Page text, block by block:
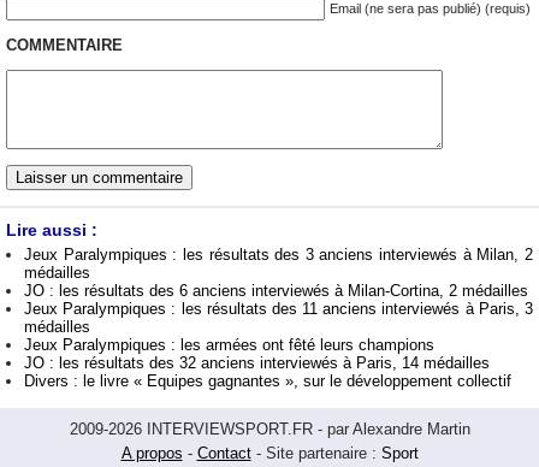
Email (ne sera pas publié) (requis)
COMMENTAIRE
Lire aussi :
Jeux Paralympiques : les résultats des 3 anciens interviewés à Milan, 2
médailles
JO : les résultats des 6 anciens interviewés à Milan-Cortina, 2 médailles
Jeux Paralympiques : les résultats des 11 anciens interviewés à Paris, 3
médailles
Jeux Paralympiques : les armées ont fêté leurs champions
JO : les résultats des 32 anciens interviewés à Paris, 14 médailles
Divers : le livre « Equipes gagnantes », sur le développement collectif
2009-2026 INTERVIEWSPORT.FR - par Alexandre Martin
A propos - Contact- Site partenaire : Sport